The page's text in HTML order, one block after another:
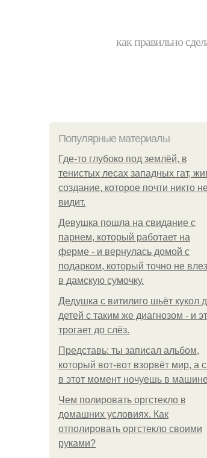
как правильно
Популярные материалы
Где-то глубоко под землёй, в
тенистых лесах западных гат,
создание, которое почти никто не
видит.
Девушка пошла на свидание с
парнем, который работает на
ферме - и вернулась домой с
подарком, который точно не
в дамскую сумочку.
Дедушка с витилиго шьёт кукол
детей с таким же диагнозом - и
трогает до слёз.
Представь: ты записал альбом,
который вот-вот взорвёт мир, а
в этот момент ночуешь в
Чем полировать оргстекло в
домашних условиях. Как
отполировать оргстекло своими
руками?